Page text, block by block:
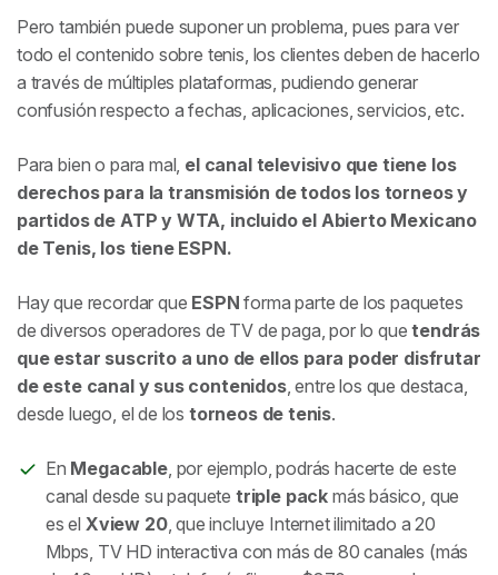
Pero también puede suponer un problema, pues para ver
todo el contenido sobre tenis, los clientes deben de hacerlo
a través de múltiples plataformas, pudiendo generar
confusión respecto a fechas, aplicaciones, servicios, etc.
Para bien o para mal, el canal televisivo que tiene los
derechos para la transmisión de todos los torneos y
partidos de ATP y WTA, incluido el Abierto Mexicano
de Tenis, los tiene ESPN.
Hay que recordar que ESPN forma parte de los paquetes
de diversos operadores de TV de paga, por lo quetendrás
que estar suscrito a uno de ellos para poder disfrutar
de este canal y sus contenidos, entre los que destaca,
desde luego, el de los torneos de tenis.
En Megacable, por ejemplo, podrás hacerte de este
canal desde su paquete triple pack más básico, que
es el Xview 20, que incluye Internet ilimitado a 20
Mbps, TV HD interactiva con más de 80 canales (más